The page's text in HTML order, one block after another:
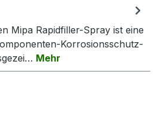
Mipa Rapidfiller-Spray ist eine
Korrosionsschutz-
Mehr